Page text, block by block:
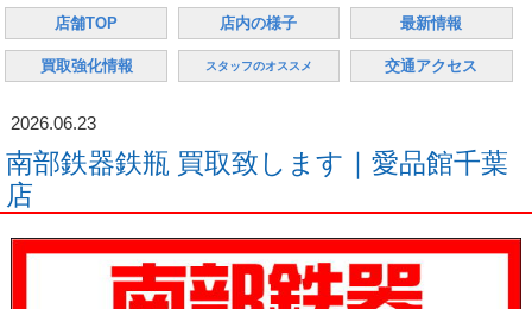
店舗TOP 店内の様子 最新情報
買取強化情報 スタッフのオススメ 交通アクセス
2026.06.23
南部鉄器鉄瓶 買取致します｜愛品館千葉
店